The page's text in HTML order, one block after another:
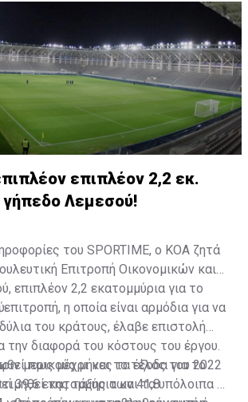
επιπλέον 2,2 εκ.
γήπεδο Λεμεσού!
του SPORTIME, ο ΚΟΑ ζητά
Επιτροπή Οικονομικών και
επιπλέον 2,2 εκατομμύρια για το
η οποία είναι αρμόδια για να
του κράτους, έλαβε επιστολή
την διαφορά του κόστους του έργου.
μερικούς μήνες τα έξοδα για το
της τάξης των 41,8
πως μέχρι και το τέλος του 2022
39,6 εκατομμύρια και τα υπόλοιπα -